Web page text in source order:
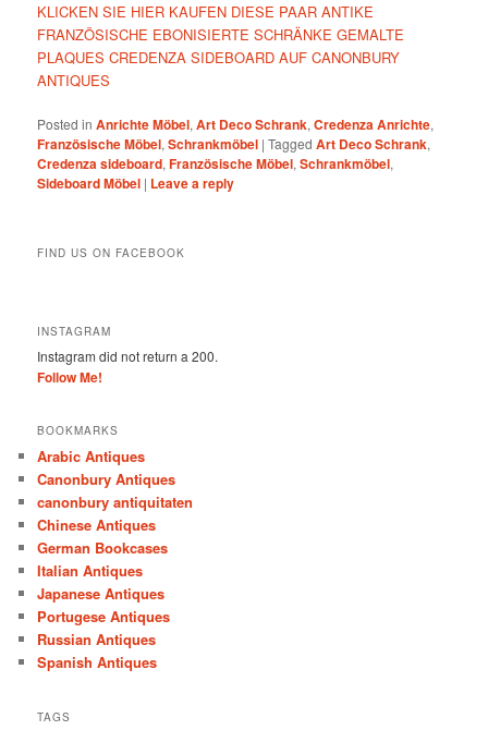
KLICKEN SIE HIER KAUFEN DIESE PAAR ANTIKE
FRANZÖSISCHE EBONISIERTE SCHRÄNKE GEMALTE
PLAQUES CREDENZA SIDEBOARD AUF CANONBURY
ANTIQUES
Posted in Anrichte Möbel,Art Deco Schrank,Credenza Anrichte,
Französische Möbel,Schrankmöbel |Tagged Art Deco Schrank,
Credenza sideboard,Französische Möbel,Schrankmöbel,
Sideboard Möbel | Leave a reply
FIND US ON FACEBOOK
INSTAGRAM
Instagram did not return a 200.
Follow Me!
BOOKMARKS
Arabic Antiques
Canonbury Antiques
canonbury antiquitaten
Chinese Antiques
German Bookcases
Italian Antiques
Japanese Antiques
Portugese Antiques
Russian Antiques
Spanish Antiques
TAGS